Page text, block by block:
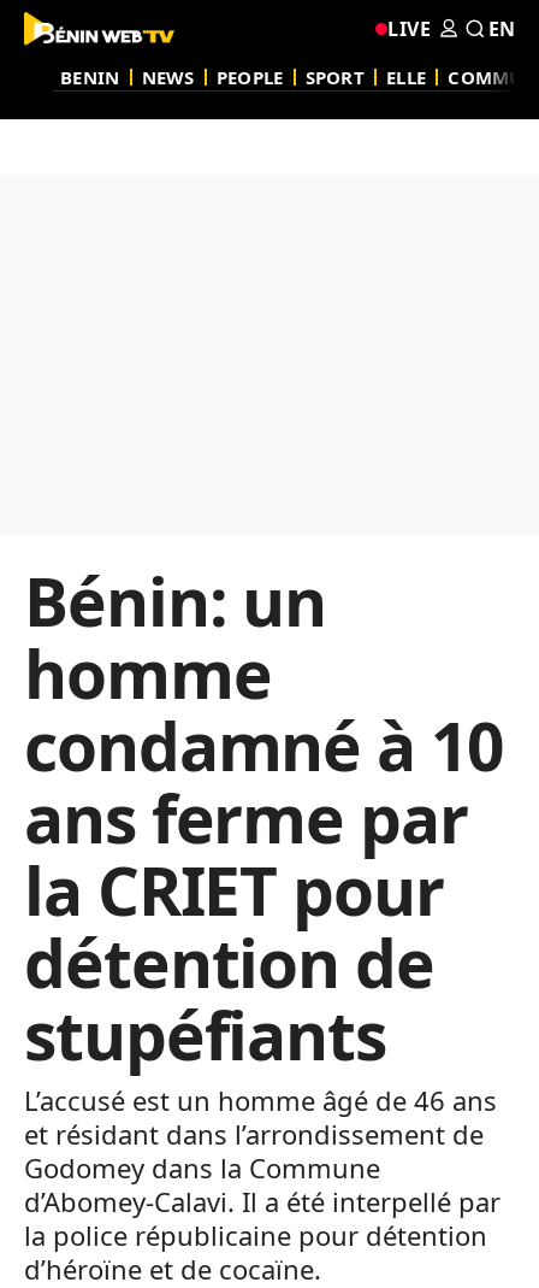
BENIN NEWS PEOPLE SPORT ELLE
LIVE EN
Bénin: un
homme
condamné à 10
ans ferme par
la CRIET pour
détention de
stupéfiants
L’accusé est un homme âgé de 46 ans
et résidant dans l’arrondissement de
Godomey dans la Commune
d’Abomey-Calavi. Il a été interpellé par
la police républicaine pour détention
d’héroïne et de cocaïne.